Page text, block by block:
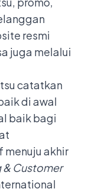
resmi
juga melalui
catatkan
di awal
baik bagi
akhir
& Customer